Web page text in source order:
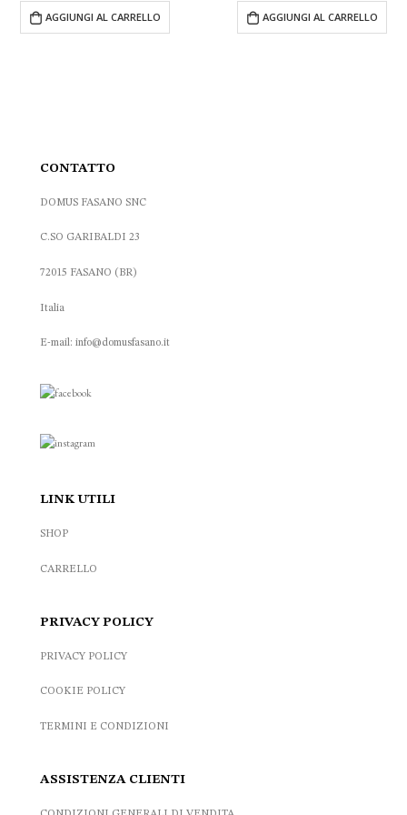
originale
10.50 €.
attuale
è:
6.30 €.
CARRELLO originale
70.00 €.
attuale
è:
45.00 €.
AGGIUNGI AL CARRELLO
CONTATTO
DOMUS FASANO SNC
C.SO GARIBALDI 23
72015 FASANO (BR)
Italia
E-mail: info@domusfasano.it
LINK UTILI
SHOP
CARRELLO
PRIVACY POLICY
PRIVACY POLICY
COOKIE POLICY
TERMINI E CONDIZIONI
ASSISTENZA CLIENTI